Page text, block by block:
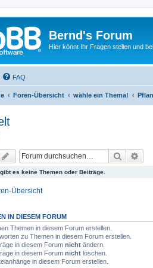
Bernd's Forum
Hier könnt Ihr Fragen stellen und
FAQ
Foren-Übersicht wähle ein Thema!
Suche
es keine Themen oder Beiträge.
Übersicht
IN DIESEM FORUM
Themen in diesem Forum erstellen.
zu Themen in diesem Forum erstellen.
in diesem Forum nicht ändern.
in diesem Forum nicht löschen.
in diesem Forum erstellen.